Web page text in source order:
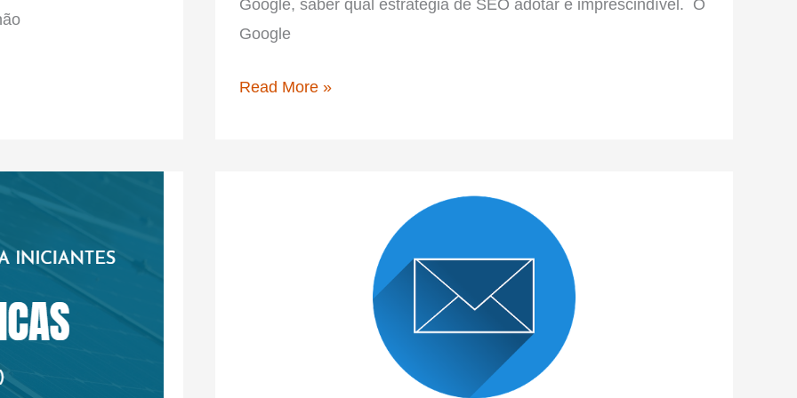
Google, saber qual estratégia de SEO adotar é imprescindível. O
Google
Aprenda
Read More »